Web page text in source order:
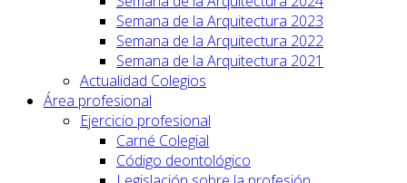
Semana de la Arquitectura 2023
Semana de la Arquitectura 2022
Semana de la Arquitectura 2021
Actualidad Colegios
Área profesional
Ejercicio profesional
Carné Colegial
Código deontológico